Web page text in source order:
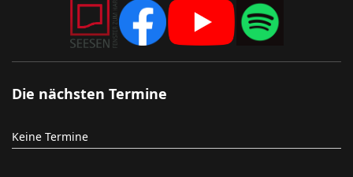
Die nächsten Termine
Keine Termine